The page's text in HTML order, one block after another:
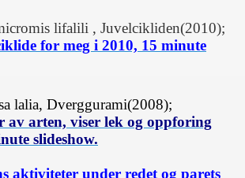
lifalili , Juvelcikliden(2010);
for meg i 2010, 15 minute
lalia, Dverggurami(2008);
av arten, viser lek og oppforing
slideshow.
aktiviteter under redet og parets